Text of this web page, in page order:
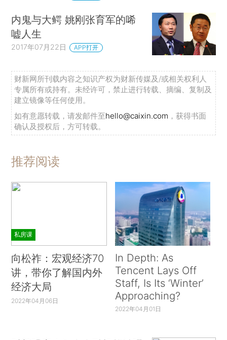
内鬼与大鳄 姚刚张育军的唏
嘘人生
2017年07月22日 APP打开
财新网所刊载内容之知识产权为财新传媒及/或相关权利人
专属所有或持有。未经许可，禁止进行转载、摘编、复制及
建立镜像等任何使用。
如有意愿转载，请发邮件至hello@caixin.com ，获得书面
确认及授权后，方可转载。
推荐阅读
私房课
向松祚：宏观经济70
讲，带你了解国内外
经济大局
2022年04月06日
In Depth: As
Tencent Lays Off
Staff, Is Its ‘Winter’
Approaching?
2022年04月01日